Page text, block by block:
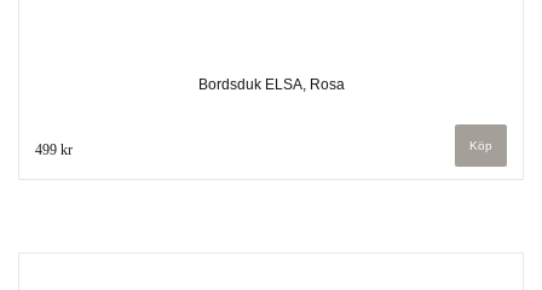
Bordsduk ELSA, Rosa
499 kr